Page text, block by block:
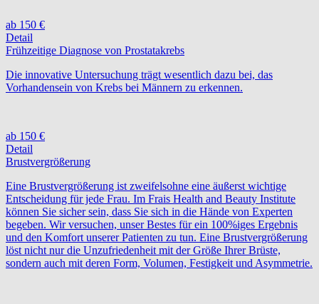
ab 150 €
Detail
Frühzeitige Diagnose von Prostatakrebs
Die innovative Untersuchung trägt wesentlich dazu bei, das
Vorhandensein von Krebs bei Männern zu erkennen.
ab 150 €
Detail
Brustvergrößerung
Eine Brustvergrößerung ist zweifelsohne eine äußerst wichtige
Entscheidung für jede Frau. Im Frais Health and Beauty Institute
können Sie sicher sein, dass Sie sich in die Hände von Experten
begeben. Wir versuchen, unser Bestes für ein 100%iges Ergebnis
und den Komfort unserer Patienten zu tun. Eine Brustvergrößerung
löst nicht nur die Unzufriedenheit mit der Größe Ihrer Brüste,
sondern auch mit deren Form, Volumen, Festigkeit und Asymmetrie.